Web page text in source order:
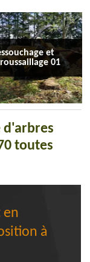
et
01
d'arbres
toutes
en
à